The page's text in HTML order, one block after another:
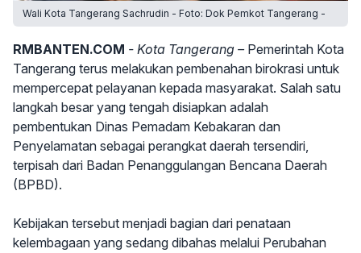
Wali Kota Tangerang Sachrudin - Foto: Dok Pemkot Tangerang -
RMBANTEN.COM - Kota Tangerang –Pemerintah Kota
Tangerang terus melakukan pembenahan birokrasi untuk
mempercepat pelayanan kepada masyarakat. Salah satu
langkah besar yang tengah disiapkan adalah
pembentukan Dinas Pemadam Kebakaran dan
Penyelamatan sebagai perangkat daerah tersendiri,
terpisah dari Badan Penanggulangan Bencana Daerah
(BPBD).
Kebijakan tersebut menjadi bagian dari penataan
kelembagaan yang sedang dibahas melalui Perubahan